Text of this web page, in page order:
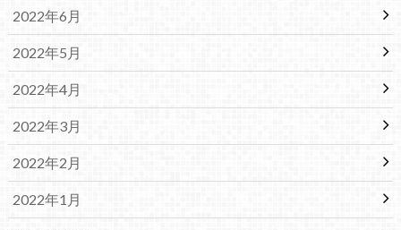
2022年6月
2022年5月
2022年4月
2022年3月
2022年2月
2022年1月